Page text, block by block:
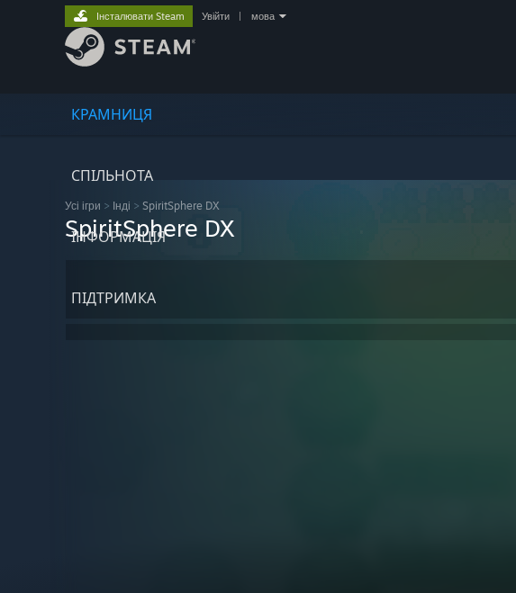
КРАМНИЦЯ
СПІЛЬНОТА
ІНФОРМАЦІЯ
ПІДТРИМКА
Інсталювати Steam Увійти мова
Усі ігри > Інді > SpiritSphere DX
SpiritSphere DX